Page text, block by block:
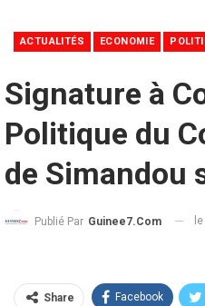
ACTUALITÉS ECONOMIE
Signature à
Politique du
de Simandou
Publié Par Guinee7.com le
Share Facebook